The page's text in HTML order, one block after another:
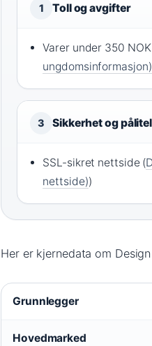
1 Toll og avgifter
Varer under 350
ungdomsinformasjon)
3 Sikkerhet og
SSL-sikret nettside (
nettside))
Her er kjernedata om
Grunnlegger
Hovedmarked